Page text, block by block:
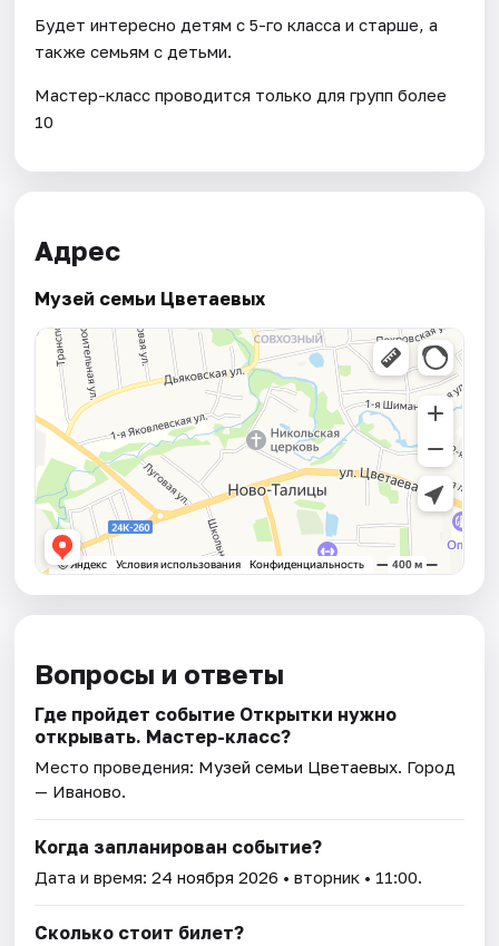
Будет интересно детям с 5-го класса и старше, а
также семьям с детьми.
Мастер-класс проводится только для групп более
10
Адрес
Музей семьи Цветаевых
Вопросы и ответы
Где пройдет событие Открытки нужно
открывать. Мастер-класс?
Место проведения: Музей семьи Цветаевых. Город
— Иваново.
Когда запланирован событие?
Дата и время:24 ноября 2026 • вторник • 11:00.
Сколько стоит билет?